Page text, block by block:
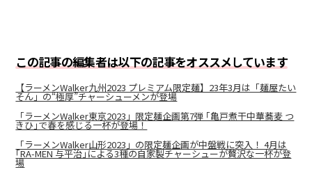
この記事の編集者は以下の記事をオススメしています
【ラーメンWalker九州2023 プレミアム限定麺】23年3月は「麺屋たい
そん」の“極厚”チャーシューメンが登場
「ラーメンWalker東京2023」限定麺企画第7弾 ｢亀戸煮干中華蕎麦 つ
きひ｣で春を感じる一杯が登場！
「ラーメンWalker山形2023」の限定麺企画が中盤戦に突入！ 4月は
｢RA-MEN 与平治｣による3種の自家製チャーシューが贅沢な一杯が登
場